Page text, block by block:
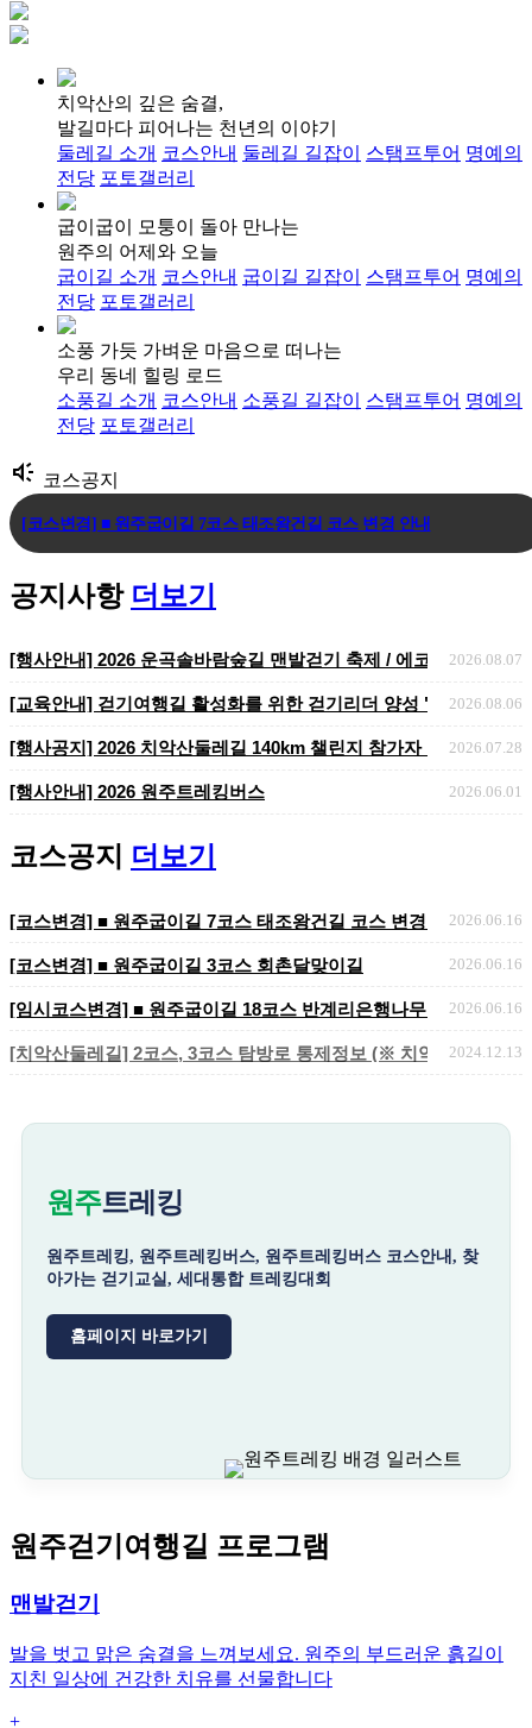
치악산의 깊은 숨결,
발길마다 피어나는 천년의 이야기
둘레길 소개 코스안내 둘레길 길잡이 스탬프투어 명예의
전당 포토갤러리
굽이굽이 모퉁이 돌아 만나는
원주의 어제와 오늘
굽이길 소개 코스안내 굽이길 길잡이 스탬프투어 명예의
전당 포토갤러리
소풍 가듯 가벼운 마음으로 떠나는
우리 동네 힐링 로드
소풍길 소개 코스안내 소풍길 길잡이 스탬프투어 명예의
전당 포토갤러리
brand_awareness 코스공지
[코스변경] ■ 원주굽이길 7코스 태조왕건길 코스 변경 안내
[코스변경] ■ 원주굽이길 3코스 회촌달맞이길
[임시코스변경] ■ 원주굽이길 18코스 반계리은행나무길 임시노선 및 스
공지사항 더보기
[행사안내] 2026 운곡솔바람숲길 맨발걷기 축제 / 에코힐링 맨발
2026.08.07
[교육안내] 걷기여행길 활성화를 위한 걷기리더 양성 "걷기지도자
2026.08.06
​​​​​​​[행사공지] 2026 치악산둘레길 140km 챌린지 참가자 .. 2026.07.28
[행사안내] 2026 원주트레킹버스 2026.06.01
코스공지 더보기
[코스변경] ■ 원주굽이길 7코스 태조왕건길 코스 변경 안내2026.06.16
[코스변경] ■ 원주굽이길 3코스 회촌달맞이길 2026.06.16
[임시코스변경] ■ 원주굽이길 18코스 반계리은행나무길 임시노선
2026.06.16
[치악산둘레길] 2코스, 3코스 탐방로 통제정보 (※ 치악산국립공원
2024.12.13
원주트레킹
원주트레킹, 원주트레킹버스, 원주트레킹버스 코스안내, 찾
아가는 걷기교실, 세대통합 트레킹대회
홈페이지 바로가기
원주걷기여행길 프로그램
맨발걷기
발을 벗고 맑은 숨결을 느껴보세요. 원주의 부드러운 흙길이
지친 일상에 건강한 치유를 선물합니다
+